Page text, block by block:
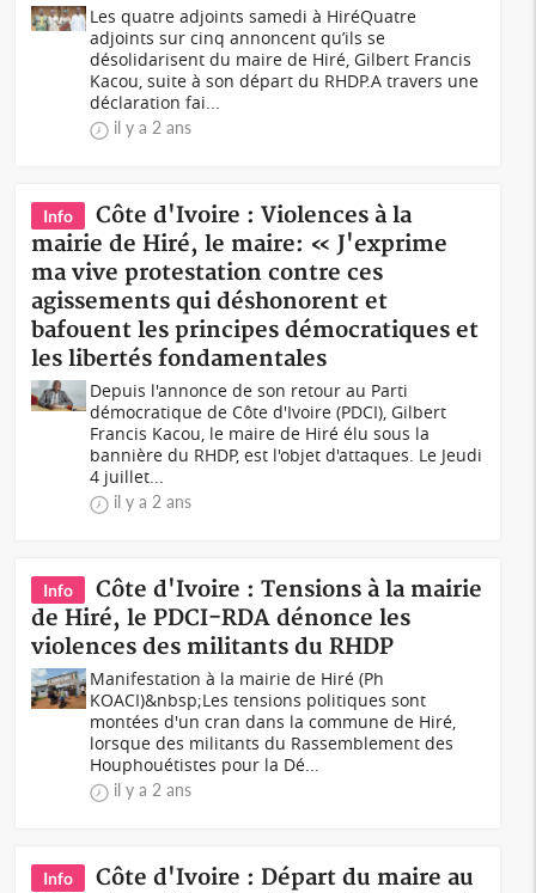
Les quatre adjoints samedi à HiréQuatre
adjoints sur cinq annoncent qu’ils se
désolidarisent du maire de Hiré, Gilbert Francis
Kacou, suite à son départ du RHDP.A travers une
déclaration fai...
il y a 2 ans
Info
Côte d'Ivoire : Violences à la
mairie de Hiré, le maire: « J'exprime
ma vive protestation contre ces
agissements qui déshonorent et
bafouent les principes démocratiques et
les libertés fondamentales
Depuis l'annonce de son retour au Parti
démocratique de Côte d'Ivoire (PDCI), Gilbert
Francis Kacou, le maire de Hiré élu sous la
bannière du RHDP, est l'objet d'attaques. Le Jeudi
4 juillet...
il y a 2 ans
Info
Côte d'Ivoire : Tensions à la mairie
de Hiré, le PDCI-RDA dénonce les
violences des militants du RHDP
Manifestation à la mairie de Hiré (Ph
KOACI)&nbsp;Les tensions politiques sont
montées d'un cran dans la commune de Hiré,
lorsque des militants du Rassemblement des
Houphouétistes pour la Dé...
il y a 2 ans
Info
Côte d'Ivoire : Départ du maire au